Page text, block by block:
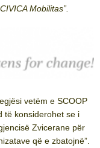
Mobilitas”.
vetëm e SCOOP
të konsiderohet se i
Zvicerane për
që e zbatojnë”.